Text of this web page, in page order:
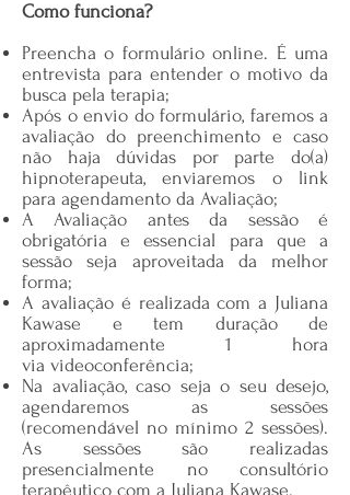
Como funciona?
Preencha o formulário online. É uma
entrevista para entender o motivo da
busca pela terapia;
Após o envio do formulário, faremos a
avaliação do preenchimento e caso
não haja dúvidas por parte do(a)
hipnoterapeuta, enviaremos o link
para agendamento da Avaliação;
A Avaliação antes da sessão é
obrigatória e essencial para que a
sessão seja aproveitada da melhor
forma;
A avaliação é realizada com a Juliana
Kawase e tem duração de
aproximadamente 1 hora
via videoconferência;
Na avaliação, caso seja o seu desejo,
agendaremos as sessões
(recomendável no mínimo 2 sessões).
As sessões são realizadas
presencialmente no consultório
terapêutico com a Juliana Kawase.